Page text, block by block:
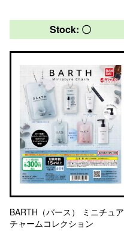
Stock: 〇
BARTH（バース） ミニチュア
チャームコレクション